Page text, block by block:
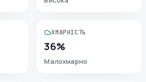
ХМАРНІСТЬ
36%
Малохмарно